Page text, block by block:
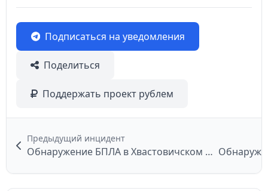
Подписаться на уведомления
Поделиться
Поддержать проект рублем
Предыдущий инцидент
Обнаружение БПЛА в Хвастовичском районе